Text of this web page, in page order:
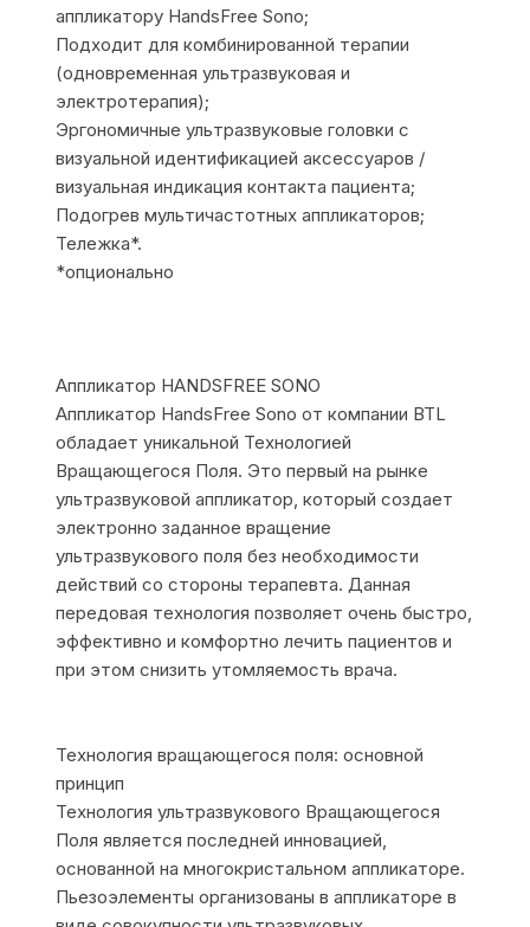
аппликатору HandsFree Sono;
Подходит для комбинированной терапии
(одновременная ультразвуковая и
электротерапия);
Эргономичные ультразвуковые головки с
визуальной идентификацией аксессуаров /
визуальная индикация контакта пациента;
Подогрев мультичастотных аппликаторов;
Тележка*.
*опционально
Аппликатор HANDSFREE SONO
Аппликатор HandsFree Sono от компании BTL
обладает уникальной Технологией
Вращающегося Поля. Это первый на рынке
ультразвуковой аппликатор, который создает
электронно заданное вращение
ультразвукового поля без необходимости
действий со стороны терапевта. Данная
передовая технология позволяет очень быстро,
эффективно и комфортно лечить пациентов и
при этом снизить утомляемость врача.
Технология вращающегося поля: основной
принцип
Технология ультразвукового Вращающегося
Поля является последней инновацией,
основанной на многокристальном аппликаторе.
Пьезоэлементы организованы в аппликаторе в